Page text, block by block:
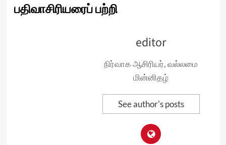
பதிவாசிரியரைப் பற்றி
editor
நிர்வாக ஆசிரியர், வல்லமை
மின்னிதழ்
See author's posts